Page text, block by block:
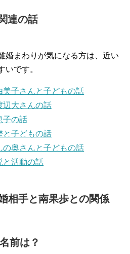
連の話
婚まわりが気になる方は、近い
いです。
子さんと子どもの話
辺大さんの話
子の話
と子どもの話
奥さんと子どもの話
と活動の話
相手と南果歩との関係
前は？